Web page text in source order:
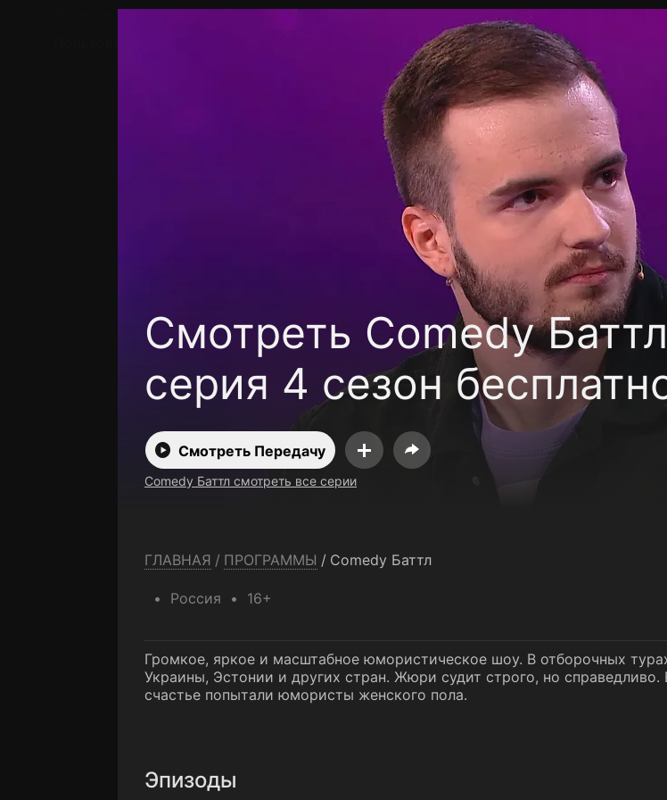
Смотреть Comedy Баттл
серия 4 сезон
Смотреть Передачу
Comedy Баттл смотреть все серии
ГЛАВНАЯ / ПРОГРАММЫ / Comedy Баттл
Россия 16+
Громкое, яркое и масштабное юмористическое шоу. В отборочных
Украины, Эстонии и других стран. Жюри судит строго, но
счастье попытали юмористы женского пола.
Эпизоды
Телефон поддержки:+7 (727) 323 10 92
Политика конфиденциальности Открыть